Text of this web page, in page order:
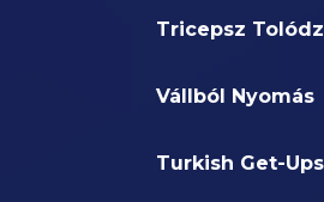
Tricepsz
Vállból Nyomás
Turkish Get-Ups